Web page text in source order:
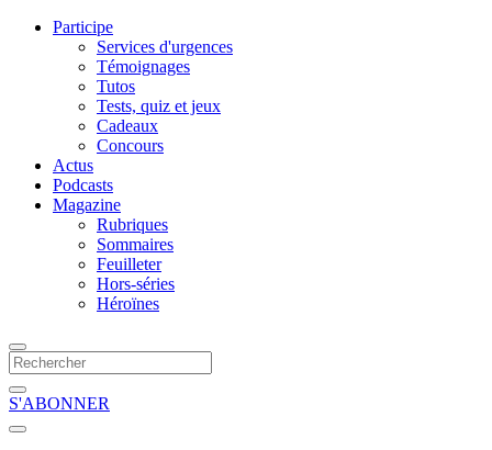
Participe
Services d'urgences
Témoignages
Tutos
Tests, quiz et jeux
Cadeaux
Concours
Actus
Podcasts
Magazine
Rubriques
Sommaires
Feuilleter
Hors-séries
Héroïnes
S'ABONNER